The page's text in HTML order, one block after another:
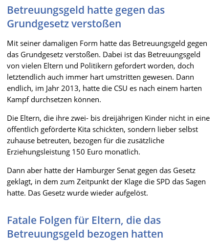
Betreuungsgeld hatte gegen das
Grundgesetz verstoßen
Mit seiner damaligen Form hatte das Betreuungsgeld gegen
das Grundgesetz verstoßen. Dabei ist das Betreuungsgeld
von vielen Eltern und Politikern gefordert worden, doch
letztendlich auch immer hart umstritten gewesen. Dann
endlich, im Jahr 2013, hatte die CSU es nach einem harten
Kampf durchsetzen können.
Die Eltern, die ihre zwei- bis dreijährigen Kinder nicht in eine
öffentlich geförderte Kita schickten, sondern lieber selbst
zuhause betreuten, bezogen für die zusätzliche
Erziehungsleistung 150 Euro monatlich.
Dann aber hatte der Hamburger Senat gegen das Gesetz
geklagt, in dem zum Zeitpunkt der Klage die SPD das Sagen
hatte. Das Gesetz wurde wieder aufgelöst.
Fatale Folgen für Eltern, die das
Betreuungsgeld bezogen hatten